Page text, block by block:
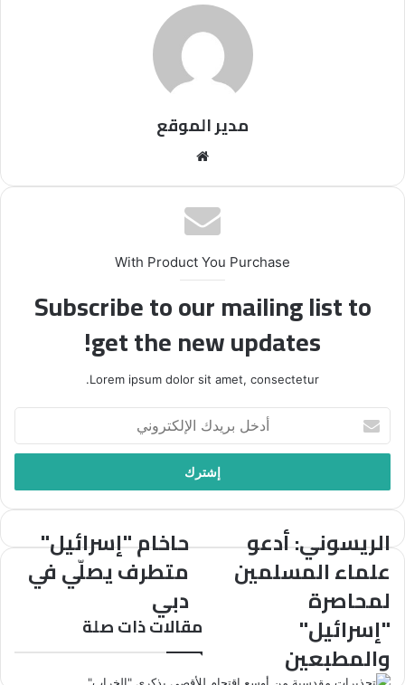
مدير الموقع
With Product You Purchase
Subscribe to our mailing list to
get the new updates!
Lorem ipsum dolor sit amet, consectetur.
بريدك
الإلكتروني
الريسوني:
أدعو
علماء
المسلمين
لمحاصرة
"إسرائيل"
والمطبعين
الريسوني: أدعو
علماء المسلمين
لمحاصرة
"إسرائيل"
والمطبعين
حاخام
"إسرائيل"
متطرف
في
دبي
حاخام "إسرائيل"
متطرف يصلّي في
دبي
مقالات ذات صلة